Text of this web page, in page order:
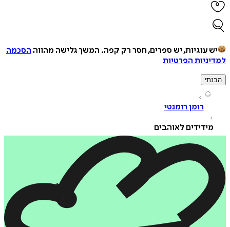
עוגיות, יש ספרים, חסר רק קפה. המשך גלישה מהווההסכמה
הפרטיות
רומן רומנטי
לאוהבים